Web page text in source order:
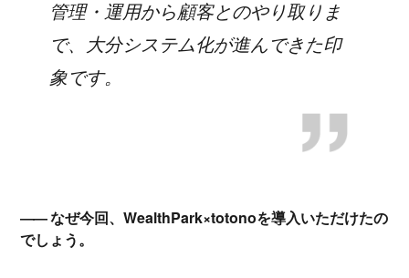
管理・運用から顧客とのやり取りま
で、大分システム化が進んできた印
象です。
なぜ今回、WealthPark×totonoを導入いただけたの
でしょう。